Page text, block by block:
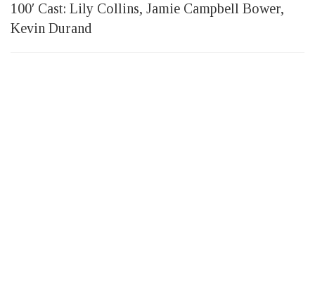
100′ Cast: Lily Collins, Jamie Campbell Bower,
Kevin Durand